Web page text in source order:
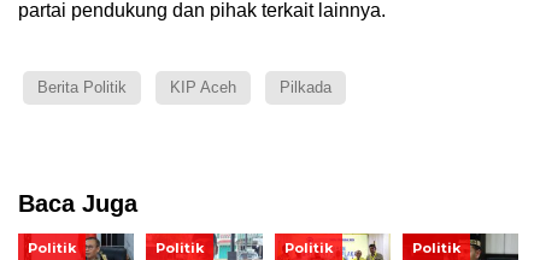
partai pendukung dan pihak terkait lainnya.
Berita Politik KIP Aceh Pilkada
Baca Juga
Politik Politik Politik Politik